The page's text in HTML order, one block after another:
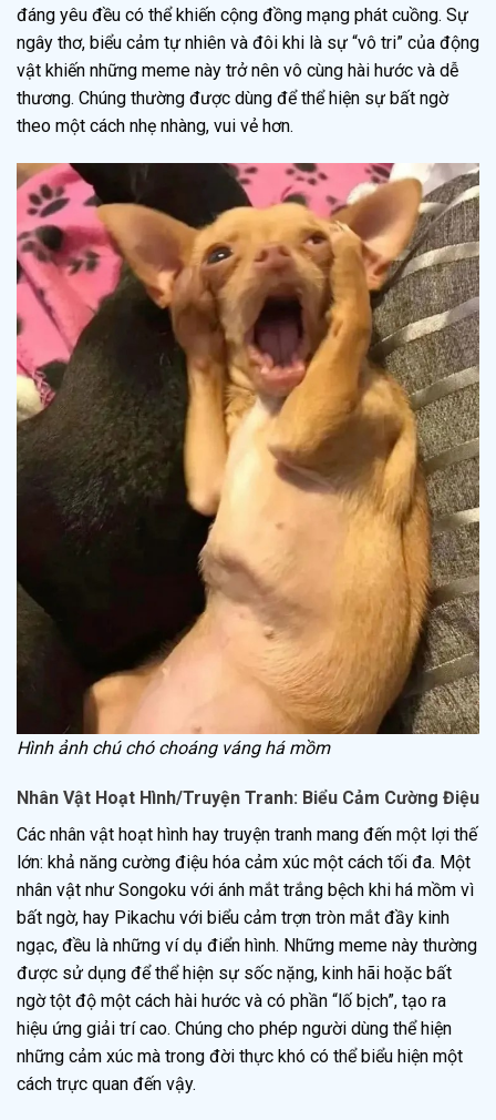
đáng yêu đều có thể khiến cộng đồng mạng phát cuồng. Sự
ngây thơ, biểu cảm tự nhiên và đôi khi là sự “vô tri” của động
vật khiến những meme này trở nên vô cùng hài hước và dễ
thương. Chúng thường được dùng để thể hiện sự bất ngờ
theo một cách nhẹ nhàng, vui vẻ hơn.
Hình ảnh chú chó choáng váng há mồm
Nhân Vật Hoạt Hình/Truyện Tranh: Biểu Cảm Cường Điệu
Các nhân vật hoạt hình hay truyện tranh mang đến một lợi thế
lớn: khả năng cường điệu hóa cảm xúc một cách tối đa. Một
nhân vật như Songoku với ánh mắt trắng bệch khi há mồm vì
bất ngờ, hay Pikachu với biểu cảm trợn tròn mắt đầy kinh
ngạc, đều là những ví dụ điển hình. Những meme này thường
được sử dụng để thể hiện sự sốc nặng, kinh hãi hoặc bất
ngờ tột độ một cách hài hước và có phần “lố bịch”, tạo ra
hiệu ứng giải trí cao. Chúng cho phép người dùng thể hiện
những cảm xúc mà trong đời thực khó có thể biểu hiện một
cách trực quan đến vậy.